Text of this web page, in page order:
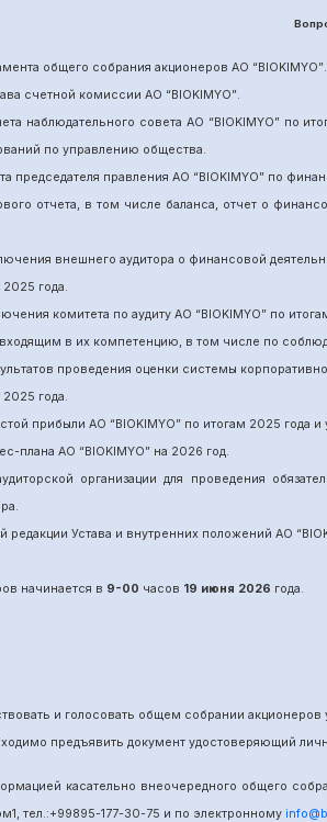
общего собрания акционеров АО “BIOKIMYO”.
счетной комиссии АО “BIOKIMYO”.
наблюдательного совета АО “BIOKIMYO”по
по управлению общества.
председателя правления АО “BIOKIMYO”по
отчета, в том числе баланса, отчет о
внешнего аудитора о финансовой
года.
комитета по аудитуАО “BIOKIMYO”по
в их компетенцию, в том числе по
проведения оценки системы
2025 года.
прибыли АО “BIOKIMYO”по итогам 2025 года
плана АО “BIOKIMYO”на 2026 год.
организации для проведения
редакции Устава и внутренних положений АО
начинается в 9-00 часов 19 июня 2026 года.
и голосовать общем собрании
предъявить документ удостоверяющий
касательно внеочередного общего
тел.:+99895-177-30-75 и по электронному